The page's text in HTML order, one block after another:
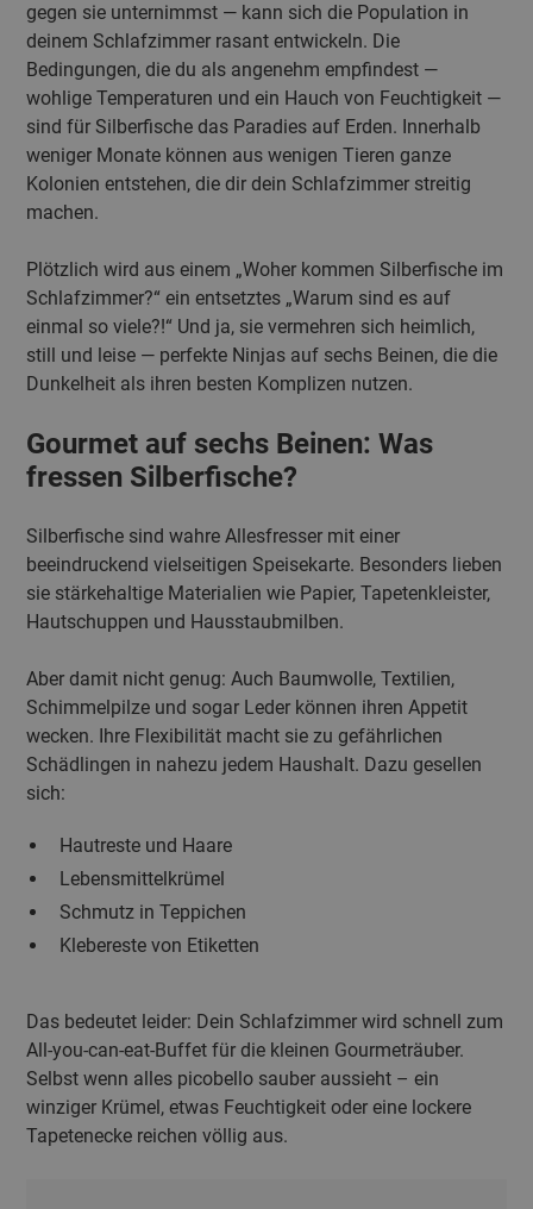
gegen sie unternimmst — kann sich die Population in
deinem Schlafzimmer rasant entwickeln. Die
Bedingungen, die du als angenehm empfindest —
wohlige Temperaturen und ein Hauch von Feuchtigkeit —
sind für Silberfische das Paradies auf Erden. Innerhalb
weniger Monate können aus wenigen Tieren ganze
Kolonien entstehen, die dir dein Schlafzimmer streitig
machen.
Plötzlich wird aus einem „Woher kommen Silberfische im
Schlafzimmer?“ ein entsetztes „Warum sind es auf
einmal so viele?!“ Und ja, sie vermehren sich heimlich,
still und leise — perfekte Ninjas auf sechs Beinen, die die
Dunkelheit als ihren besten Komplizen nutzen.
Gourmet auf sechs Beinen: Was
fressen Silberfische?
Silberfische sind wahre Allesfresser mit einer
beeindruckend vielseitigen Speisekarte. Besonders lieben
sie stärkehaltige Materialien wie Papier, Tapetenkleister,
Hautschuppen und Hausstaubmilben.
Aber damit nicht genug: Auch Baumwolle, Textilien,
Schimmelpilze und sogar Leder können ihren Appetit
wecken. Ihre Flexibilität macht sie zu gefährlichen
Schädlingen in nahezu jedem Haushalt. Dazu gesellen
sich:
Hautreste und Haare
Lebensmittelkrümel
Schmutz in Teppichen
Klebereste von Etiketten
Das bedeutet leider: Dein Schlafzimmer wird schnell zum
All-you-can-eat-Buffet für die kleinen Gourmeträuber.
Selbst wenn alles picobello sauber aussieht – ein
winziger Krümel, etwas Feuchtigkeit oder eine lockere
Tapetenecke reichen völlig aus.